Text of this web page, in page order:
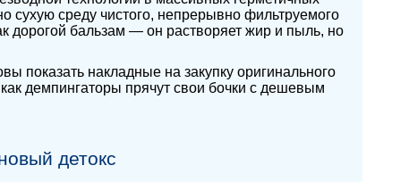
сухую среду чистого, непрерывно фильтруемого
дорогой бальзам — он растворяет жир и пыль, но
показать накладные на закупку оригинального
демпингаторы прячут свои бочки с дешевым
детокс